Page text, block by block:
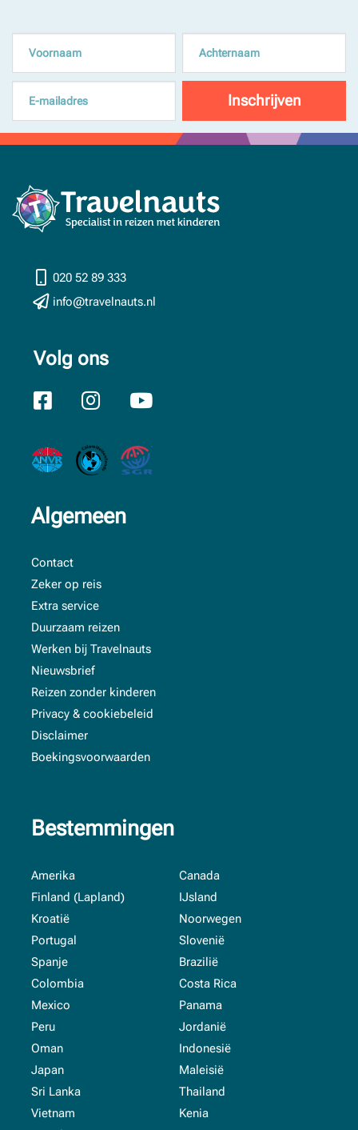
020 52 89 333
info@travelnauts.nl
Volg ons
Algemeen
Contact
Zeker op reis
Extra service
Duurzaam reizen
Werken bij Travelnauts
Nieuwsbrief
Reizen zonder kinderen
Privacy & cookiebeleid
Disclaimer
Boekingsvoorwaarden
Bestemmingen
Amerika
Canada
Finland (Lapland)
IJsland
Kroatië
Noorwegen
Portugal
Slovenië
Spanje
Brazilië
Colombia
Costa Rica
Mexico
Panama
Peru
Jordanië
Oman
Indonesië
Japan
Maleisië
Sri Lanka
Thailand
Vietnam
Kenia